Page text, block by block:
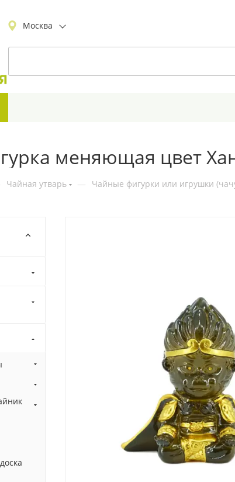
Москва
меняющая цвет
Чайная утварь — Чайные фигурки или игрушки